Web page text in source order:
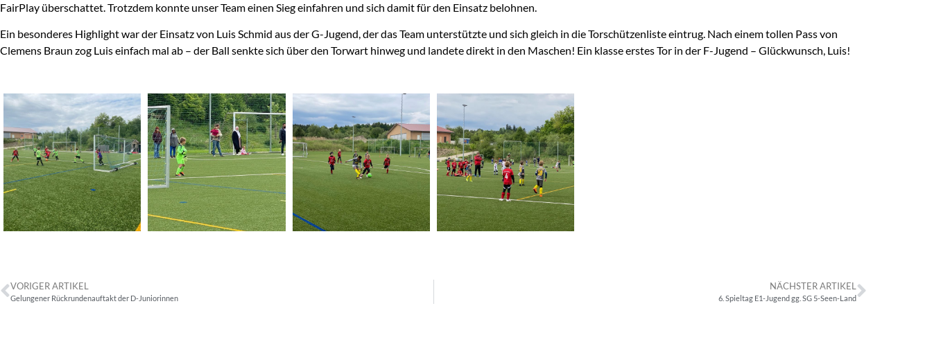
FairPlay überschattet. Trotzdem konnte unser Team einen Sieg einfahren und sich damit für den Einsatz belohnen.
Ein besonderes Highlight war der Einsatz von Luis Schmid aus der G-Jugend, der das Team unterstützte und sich gleich in die Torschützenliste eintrug. Nach einem tollen Pass von
Clemens Braun zog Luis einfach mal ab – der Ball senkte sich über den Torwart hinweg und landete direkt in den Maschen! Ein klasse erstes Tor in der F-Jugend – Glückwunsch, Luis!
VORIGER ARTIKEL
Gelungener Rückrundenauftakt der D-Juniorinnen
NÄCHSTER ARTIKEL
6. Spieltag E1-Jugend gg. SG 5-Seen-Land